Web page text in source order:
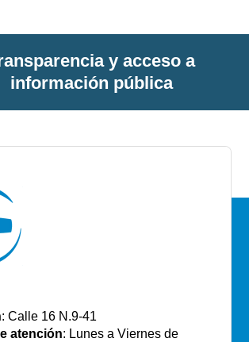
y acceso a
información pública
: Calle 16 N.9-41
atención: Lunes a Viernes de